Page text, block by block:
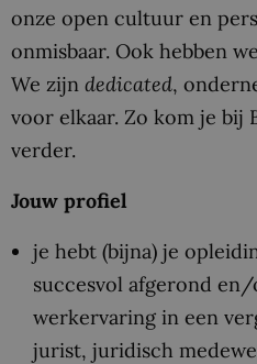
onze open cultuur en
onmisbaar. Ook hebben
We zijn dedicated,
voor elkaar. Zo kom je bij
verder.
Jouw profiel
je hebt (bijna) je
succesvol afgerond
werkervaring in een
jurist, juridisch